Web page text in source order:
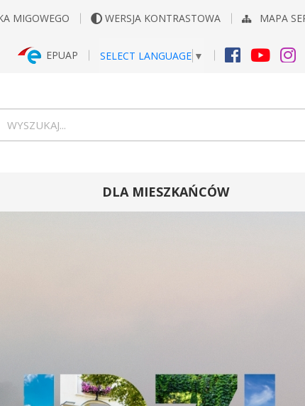
MIGOWEGO WERSJA KONTRASTOWA MAPA
EPUAP SELECT LANGUAGE ▼
FACEBOOK
DLA MIESZKAŃCÓW